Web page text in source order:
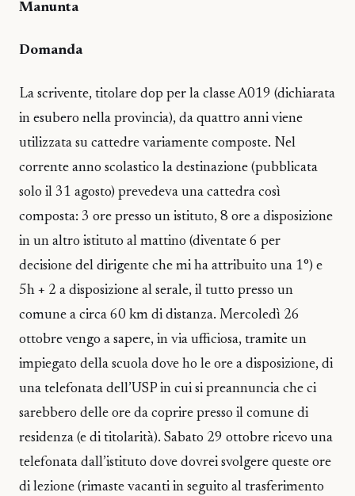
Manunta
Domanda
La scrivente, titolare dop per la classe A019 (dichiarata
in esubero nella provincia), da quattro anni viene
utilizzata su cattedre variamente composte. Nel
corrente anno scolastico la destinazione (pubblicata
solo il 31 agosto) prevedeva una cattedra così
composta: 3 ore presso un istituto, 8 ore a disposizione
in un altro istituto al mattino (diventate 6 per
decisione del dirigente che mi ha attribuito una 1°) e
5h + 2 a disposizione al serale, il tutto presso un
comune a circa 60 km di distanza. Mercoledì 26
ottobre vengo a sapere, in via ufficiosa, tramite un
impiegato della scuola dove ho le ore a disposizione, di
una telefonata dell’USP in cui si preannuncia che ci
sarebbero delle ore da coprire presso il comune di
residenza (e di titolarità). Sabato 29 ottobre ricevo una
telefonata dall’istituto dove dovrei svolgere queste ore
di lezione (rimaste vacanti in seguito al trasferimento